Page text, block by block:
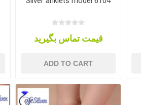
قیمت تماس بگیرید
ADD TO CART